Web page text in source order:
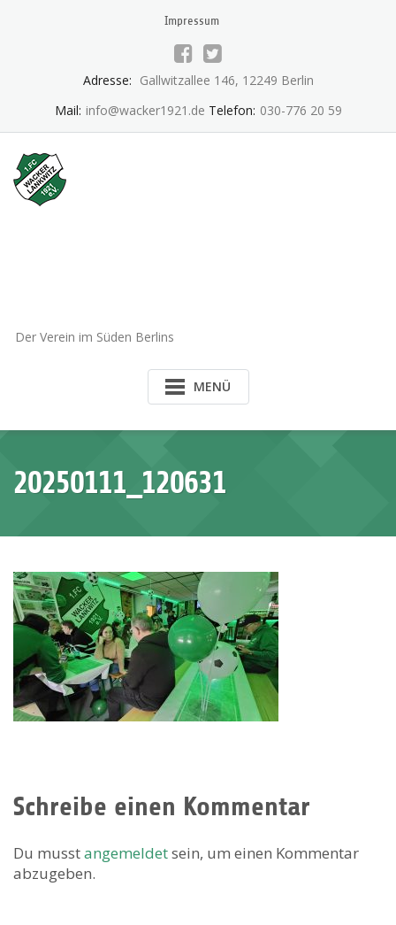
Impressum
Adresse: Gallwitzallee 146, 12249 Berlin
Mail: info@wacker1921.de Telefon: 030-776 20 59
Der Verein im Süden Berlins
MENÜ
20250111_120631
Schreibe einen Kommentar
Du musstangemeldetsein, um einen Kommentar
abzugeben.